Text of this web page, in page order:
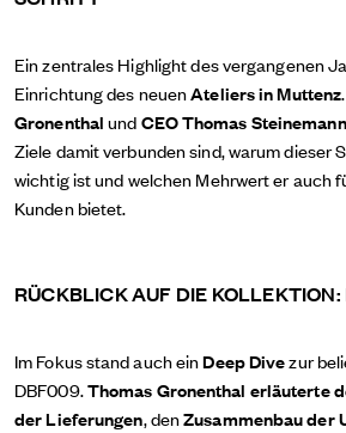
Ein zentrales Highlight des vergangenen
Einrichtung des neuenAteliers in Muttenz
GronenthalundCEOThomas Steinemann
Ziele damit verbunden sind, warum dieser
wichtig ist und welchen Mehrwert er auch
Kunden bietet.
RÜCKBLICK AUF DIE
Im Fokus stand auch einDeep Divezur
DBF009.Thomas Gronenthal erläuterte
der Lieferungen, denZusammenbau der